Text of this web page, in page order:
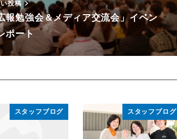
い投稿
報勉強会＆メディア交流会」イベン
ポート
スタッフブログ スタッフブログ